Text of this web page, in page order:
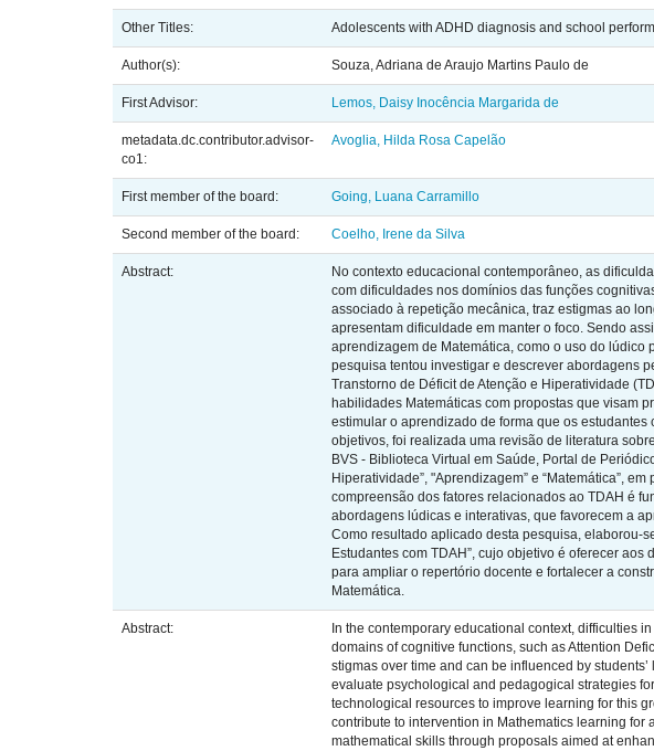
Other Titles: Adolescents with ADHD diagnosis and school
Author(s): Souza, Adriana de Araujo Martins Paulo de
First Advisor: Lemos, Daisy Inocência Margarida de
metadata.dc.contributor.advisor-
co1:
Avoglia, Hilda Rosa Capelão
First member of the board: Going, Luana Carramillo
Second member of the board: Coelho, Irene da Silva
Abstract:
No contexto educacional contemporâneo, as
com dificuldades nos domínios das funções
associado à repetição mecânica, traz estigmas ao
apresentam dificuldade em manter o foco. Sendo
aprendizagem de Matemática, como o uso do
pesquisa tentou investigar e descrever abordagens
Transtorno de Déficit de Atenção e Hiperatividade
habilidades Matemáticas com propostas que visam
estimular o aprendizado de forma que os
objetivos, foi realizada uma revisão de literatura
BVS - Biblioteca Virtual em Saúde, Portal de
Hiperatividade”, "Aprendizagem” e “Matemática”,
compreensão dos fatores relacionados ao TDAH é
abordagens lúdicas e interativas, que favorecem a
Como resultado aplicado desta pesquisa, elaborou-
Estudantes com TDAH”, cujo objetivo é oferecer
para ampliar o repertório docente e fortalecer a
Matemática.
Abstract:
In the contemporary educational context, difficulties
domains of cognitive functions, such as Attention
stigmas over time and can be influenced by
evaluate psychological and pedagogical strategies
technological resources to improve learning for this
contribute to intervention in Mathematics learning for
mathematical skills through proposals aimed at